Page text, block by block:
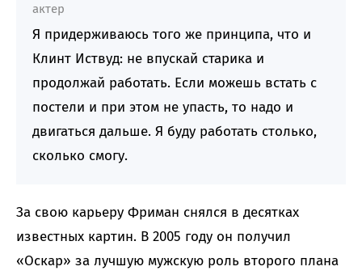
актер
Я придерживаюсь того же принципа, что и
Клинт Иствуд: не впускай старика и
продолжай работать. Если можешь встать с
постели и при этом не упасть, то надо и
двигаться дальше. Я буду работать столько,
сколько смогу.
За свою карьеру Фриман снялся в десятках
известных картин. В 2005 году он получил
«Оскар» за лучшую мужскую роль второго плана